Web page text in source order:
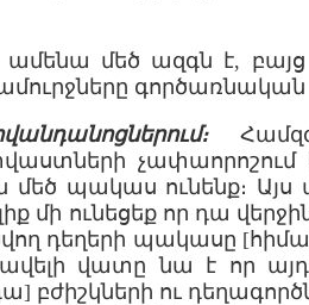
մեծ ազգն է, բայց
գործառնական
չափաորոշում
պակաս ունենք։
մի ունեցեք որ դա
դեղերի պակասը
ավելի վատը նա է որ
բժիշկների ու